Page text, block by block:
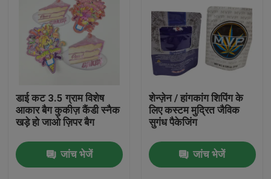
उत्पाद
हमारे बारे में
हमसे संपर्क करें
समाचार
डाई कट 3.5 ग्राम विशेष
आकार बैग कुकीज़ कैंडी स्नैक
खड़े हो जाओ ज़िपर बैग
जांच भेजें
शेन्ज़ेन / हांगकांग शिपिंग के
लिए कस्टम मुद्रित जैविक
सुगंध पैकेजिंग
जांच भेजें